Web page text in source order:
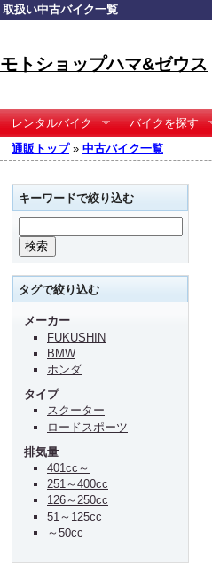
取扱い中古バイク一覧
モトショップハマ&ゼウス
レンタルバイク バイクを探す
通販トップ» 中古バイク一覧
キーワードで絞り込む
タグで絞り込む
メーカー
FUKUSHIN
BMW
ホンダ
タイプ
スクーター
ロードスポーツ
排気量
401cc～
251～400cc
126～250cc
51～125cc
～50cc